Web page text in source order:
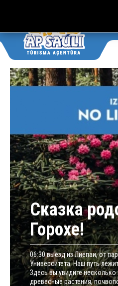
Сказка
Горохе!
06:30 выезд из Лиепаи, от
Университета. Наш путь
Здесь вы увидите
древесные растения,